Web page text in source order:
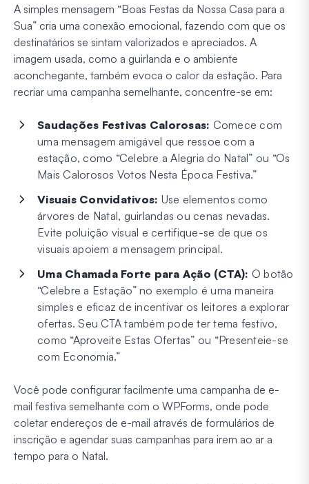
A simples mensagem “Boas Festas da Nossa Casa para a
Sua” cria uma conexão emocional, fazendo com que os
destinatários se sintam valorizados e apreciados. A
imagem usada, como a guirlanda e o ambiente
aconchegante, também evoca o calor da estação. Para
recriar uma campanha semelhante, concentre-se em:
Saudações Festivas Calorosas: Comece com
uma mensagem amigável que ressoe com a
estação, como “Celebre a Alegria do Natal” ou “Os
Mais Calorosos Votos Nesta Época Festiva.”
Visuais Convidativos: Use elementos como
árvores de Natal, guirlandas ou cenas nevadas.
Evite poluição visual e certifique-se de que os
visuais apoiem a mensagem principal.
Uma Chamada Forte para Ação (CTA): O botão
“Celebre a Estação” no exemplo é uma maneira
simples e eficaz de incentivar os leitores a explorar
ofertas. Seu CTA também pode ter tema festivo,
como “Aproveite Estas Ofertas” ou “Presenteie-se
com Economia.”
Você pode configurar facilmente uma campanha de e-
mail festiva semelhante com o WPForms, onde pode
coletar endereços de e-mail através de formulários de
inscrição e agendar suas campanhas para irem ao ar a
tempo para o Natal.